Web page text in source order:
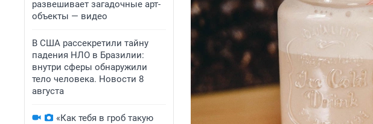
развешивает загадочные арт-
объекты — видео
В США рассекретили тайну
падения НЛО в Бразилии:
внутри сферы обнаружили
тело человека. Новости 8
августа
«Как тебя в гроб такую